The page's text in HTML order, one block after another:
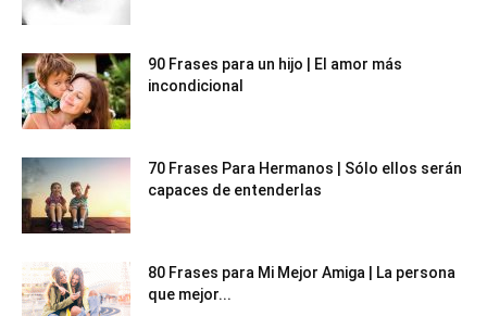
90 Frases para un hijo | El amor más
incondicional
70 Frases Para Hermanos | Sólo ellos serán
capaces de entenderlas
80 Frases para Mi Mejor Amiga | La persona
que mejor...